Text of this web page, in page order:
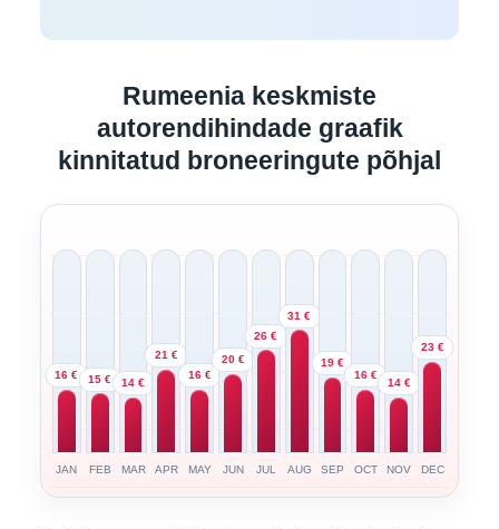
Rumeenia keskmiste
autorendihindade graafik
kinnitatud broneeringute põhjal
16 €
JAN
15 €
FEB
14 €
MAR
21 €
APR
16 €
MAY
20 €
JUN
26 €
JUL
31 €
AUG
19 €
SEP
16 €
OCT
14 €
NOV
23 €
DEC